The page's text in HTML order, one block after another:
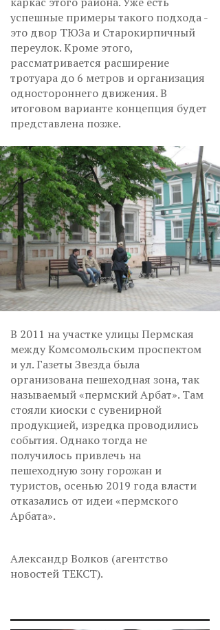
успешные примеры такого подхода -
это двор ТЮЗа и Старокирпичный
переулок. Кроме этого,
рассматривается расширение
тротуара до 6 метров и организация
одностороннего движения. В
итоговом варианте концепция будет
представлена позже.
В 2011 на участке улицы Пермская
между Комсомольским проспектом
и ул. Газеты Звезда была
организована пешеходная зона, так
называемый «пермский Арбат». Там
стояли киоски с сувенирной
продукцией, изредка проводились
события. Однако тогда не
получилось привлечь на
пешеходную зону горожан и
туристов, осенью 2019 года власти
отказались от идеи «пермского
Арбата».
Александр Волков (агентство
новостей ТЕКСТ).